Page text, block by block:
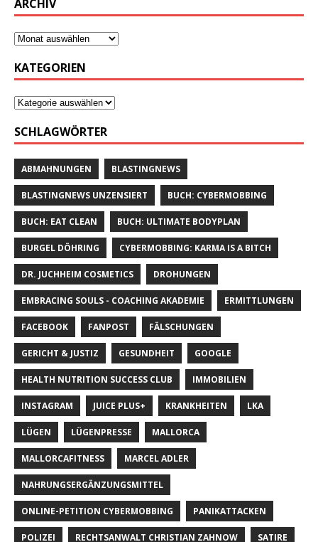
ARCHIV
KATEGORIEN
SCHLAGWÖRTER
ABMAHNUNGEN BLASTINGNEWS
BLASTINGNEWS UNZENSIERT BUCH: CYBERMOBBING
BUCH: EAT CLEAN BUCH: ULTIMATE BODYPLAN
BURGEL DÖHRING CYBERMOBBING: KARMA IS A BITCH
DR. JUCHHEIM COSMETICS DROHUNGEN
EMBRACING SOULS - COACHING AKADEMIE ERMITTLUNGEN
FACEBOOK FANPOST FÄLSCHUNGEN
GERICHT & JUSTIZ GESUNDHEIT GOOGLE
HEALTH NUTRITION SUCCESS CLUB IMMOBILIEN
INSTAGRAM JUICE PLUS+ KRANKHEITEN LKA
LÜGEN LÜGENPRESSE MALLORCA
MALLORCAFITNESS MARCEL ADLER
NAHRUNGSERGÄNZUNGSMITTEL
ONLINE-PETITION CYBERMOBBING PANIKATTACKEN
POLIZEI RECHTSANWALT CHRISTIAN ZAHNOW SATIRE